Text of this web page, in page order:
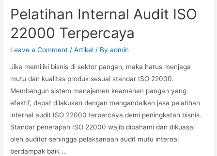
Pelatihan Internal Audit ISO
22000 Terpercaya
Leave a Comment /Artikel / Byadmin
Jika memiliki bisnis di sektor pangan, maka harus menjaga
mutu dan kualitas produk sesuai standar ISO 22000.
Membangun sistem manajemen keamanan pangan yang
efektif, dapat dilakukan dengan mengandalkan jasa pelatihan
internal audit ISO 22000 terpercaya demi peningkatan bisnis.
Standar penerapan ISO 22000 wajib dipahami dan dikuasai
oleh auditor sehingga pelaksanaan audit mutu internal
berdampak baik …